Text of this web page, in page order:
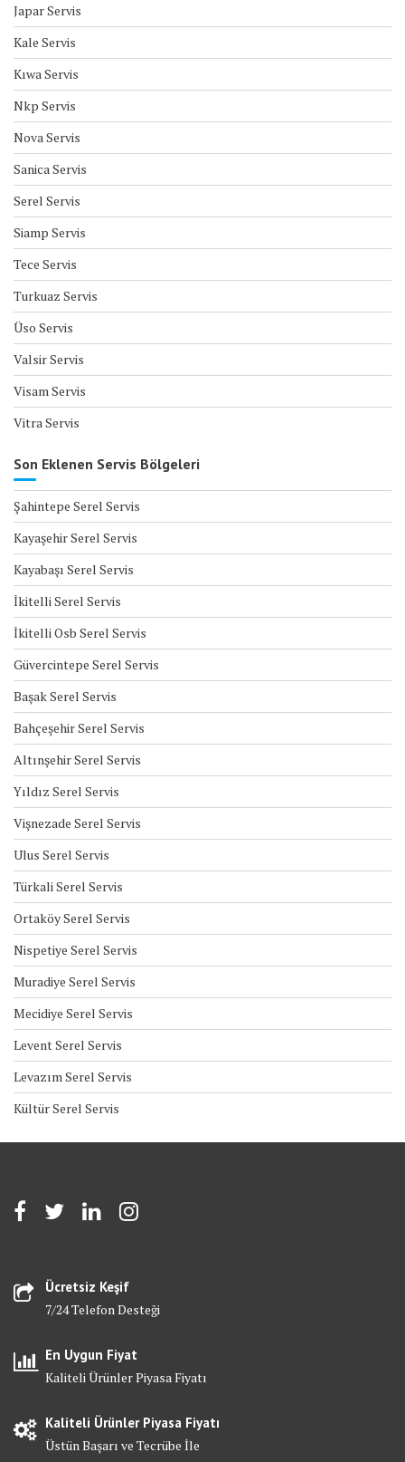
Japar Servis
Kale Servis
Kıwa Servis
Nkp Servis
Nova Servis
Sanica Servis
Serel Servis
Siamp Servis
Tece Servis
Turkuaz Servis
Üso Servis
Valsir Servis
Visam Servis
Vitra Servis
Son Eklenen Servis Bölgeleri
Şahintepe Serel Servis
Kayaşehir Serel Servis
Kayabaşı Serel Servis
İkitelli Serel Servis
İkitelli Osb Serel Servis
Güvercintepe Serel Servis
Başak Serel Servis
Bahçeşehir Serel Servis
Altınşehir Serel Servis
Yıldız Serel Servis
Vişnezade Serel Servis
Ulus Serel Servis
Türkali Serel Servis
Ortaköy Serel Servis
Nispetiye Serel Servis
Muradiye Serel Servis
Mecidiye Serel Servis
Levent Serel Servis
Levazım Serel Servis
Kültür Serel Servis
Ücretsiz Keşif
7/24 Telefon Desteği
En Uygun Fiyat
Kaliteli Ürünler Piyasa Fiyatı
Kaliteli Ürünler Piyasa Fiyatı
Üstün Başarı ve Tecrübe İle